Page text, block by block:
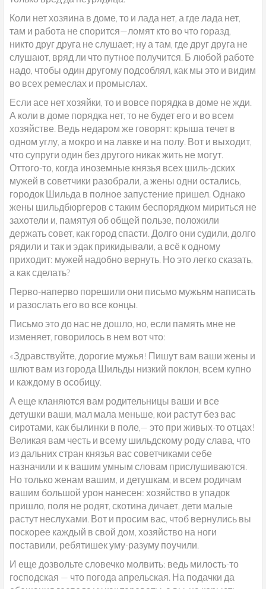
Коли нет хозяина в доме, то и лада нет, а где лада нет,
там и работа не спорится—ломят кто во что горазд,
никто друг друга не слушает; ну а там, где друг друга не
слушают, вряд ли что путное получится. Б любой работе
надо, чтобы один другому подсоблял, как мы это и видим
во всех ремеслах и промыслах.
Если асе нет хозяйки, то и вовсе порядка в доме не жди.
А коли в доме порядка нет, то не будет его и во всем
хозяйстве. Ведь недаром же говорят: крыша течет в
одном углу, а мокро и на лавке и на полу. Вот и выходит,
что супруги один без другого никак жить не могут.
Оттого-то, когда иноземные князья всех шиль-дских
мужей в советчики разобрали, а жены одни остались,
городок Шильда в полное запустение пришел. Однако
жены шильдбюргеров с таким беспорядком мириться не
захотели и, памятуя об общей пользе, положили
держать совет, как город спасти. Долго они судили, долго
рядили и так и эдак прикидывали, а всё к одному
приходит: мужей надобно вернуть. Но это легко сказать,
а как сделать?
Перво-наперво порешили они письмо мужьям написать
и разослать его во все концы.
Письмо это до нас не дошло, но, если память мне не
изменяет, говорилось в нем вот что:
«Здравствуйте, дорогие мужья! Пишут вам ваши жены и
шлют вам из города Шильды низкий поклон, всем купно
и каждому в особицу.
А еще кланяются вам родительницы ваши и все
детушки ваши, мал мала меньше, кои растут без вас
сиротами, как былинки в поле,— это при живых-то отцах!
Великая вам честь и всему шильдскому роду слава, что
из дальних стран князья вас советчиками себе
назначили и к вашим умным словам прислушиваются.
Но только женам вашим, и детушкам, и всем родичам
вашим большой урон нанесен: хозяйство в упадок
пришло, поля не родят, скотина дичает, дети малые
растут неслухами. Вот и просим вас, чтоб вернулись вы
поскорее каждый в свой дом, хозяйство на ноги
поставили, ребятишек уму-разуму поучили.
И еще дозвольте словечко молвить: ведь милость-то
господская — что погода апрельская. На подачки да